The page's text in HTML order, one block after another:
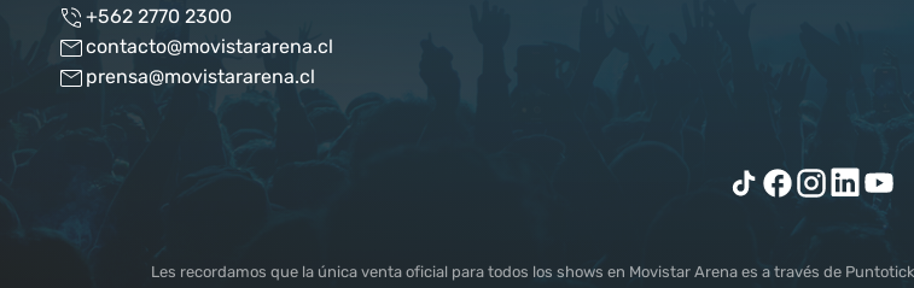
+562 2770 2300
contacto@movistararena.cl
prensa@movistararena.cl
Les recordamos que la única venta oficial para todos los shows en Movistar Arena es a través de